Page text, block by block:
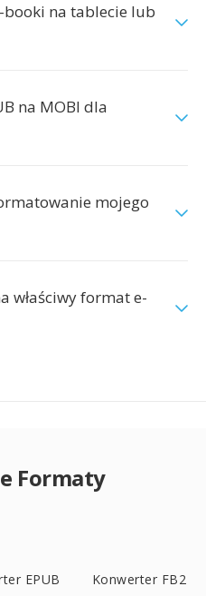
booki na tablecie lub
na MOBI dla
mojego
właściwy format e-
Formaty
EPUB Konwerter FB2